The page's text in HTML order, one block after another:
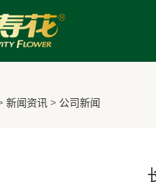
新闻资讯 > 公司新闻